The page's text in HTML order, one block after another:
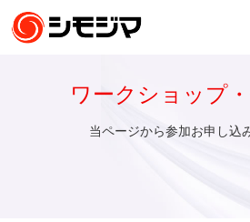
ワークショップ
当ページから参加お申し込